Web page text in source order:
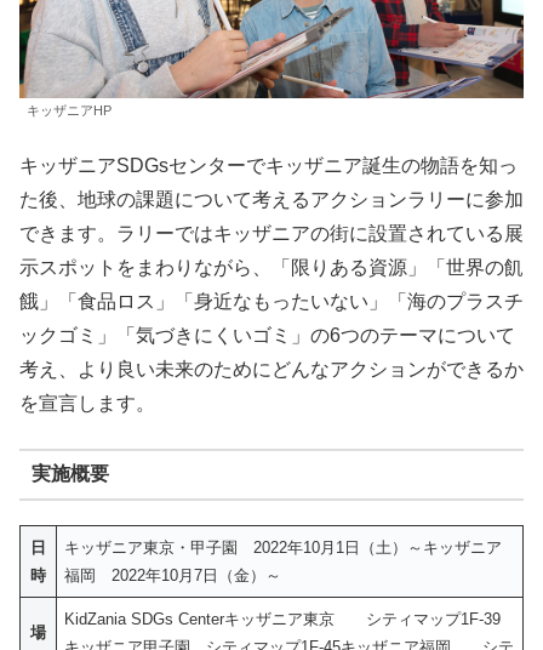
キッザニアHP
キッザニアSDGsセンターでキッザニア誕生の物語を知っ
た後、地球の課題について考えるアクションラリーに参加
できます。ラリーではキッザニアの街に設置されている展
示スポットをまわりながら、「限りある資源」「世界の飢
餓」「食品ロス」「身近なもったいない」「海のプラスチ
ックゴミ」「気づきにくいゴミ」の6つのテーマについて
考え、より良い未来のためにどんなアクションができるか
を宣言します。
実施概要
日
時
キッザニア東京・甲子園 2022年10月1日（土）～キッザニア
福岡 2022年10月7日（金）～
場
KidZania SDGs Centerキッザニア東京 シティマップ1F-39